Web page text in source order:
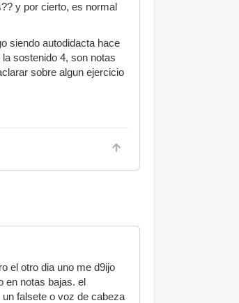
y por cierto, es normal
siendo autodidacta hace
sostenido 4, son notas
sobre algun ejercicio
el otro dia uno me d9ijo
en notas bajas. el
falsete o voz de cabeza